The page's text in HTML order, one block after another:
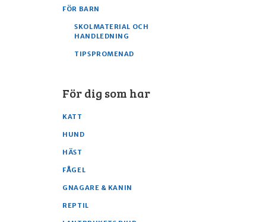
FÖR BARN
SKOLMATERIAL OCH
HANDLEDNING
TIPSPROMENAD
För dig som har
KATT
HUND
HÄST
FÅGEL
GNAGARE & KANIN
REPTIL